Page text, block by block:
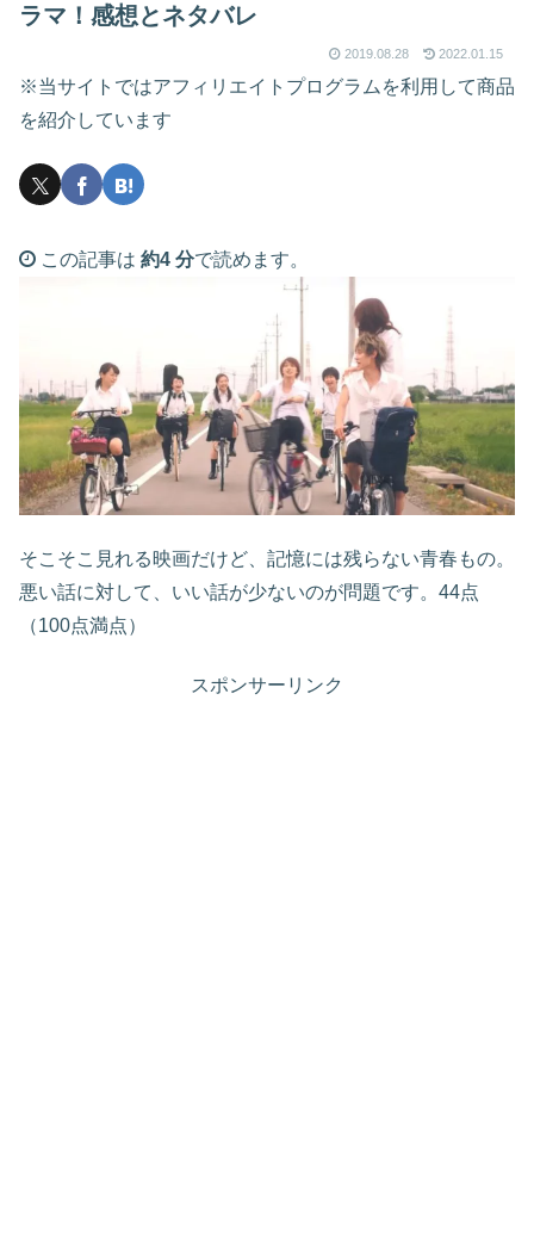
ラマ！感想とネタバレ
2019.08.28 2022.01.15
※当サイトではアフィリエイトプログラムを利用して商品
を紹介しています
この記事は 約4 分で読めます。
そこそこ見れる映画だけど、記憶には残らない青春もの。
悪い話に対して、いい話が少ないのが問題です。44点
（100点満点）
スポンサーリンク